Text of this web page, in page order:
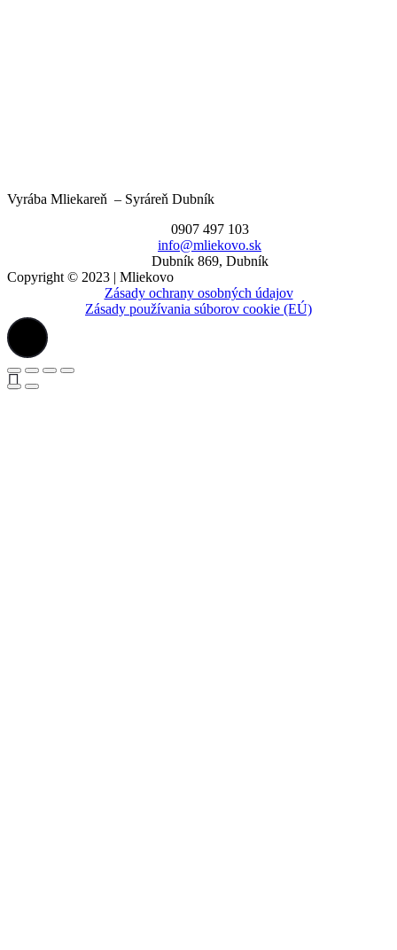
Vyrába Mliekareň – Syráreň Dubník
0907 497 103
info@mliekovo.sk
Dubník 869, Dubník
Copyright © 2023 | Mliekovo
Zásady ochrany osobných údajov
Zásady používania súborov cookie (EÚ)